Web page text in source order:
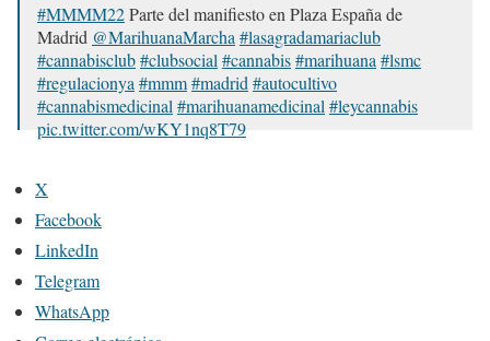
#MMMM22Parte del manifiesto en Plaza España de
Madrid @MarihuanaMarcha #lasagradamariaclub
#cannabisclub#clubsocial #cannabis#marihuana #lsmc
#regulacionya #mmm#madrid #autocultivo
#cannabismedicinal #marihuanamedicinal #leycannabis
pic.twitter.com/wKY1nq8T79
2022
X
Facebook
LinkedIn
Telegram
WhatsApp